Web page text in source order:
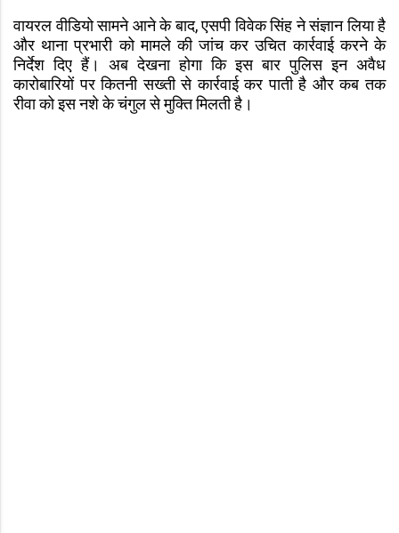
वायरल वीडियो सामने आने के बाद, एसपी विवेक सिंह ने संज्ञान लिया है
और थाना प्रभारी को मामले की जांच कर उचित कार्रवाई करने के
निर्देश दिए हैं। अब देखना होगा कि इस बार पुलिस इन अवैध
कारोबारियों पर कितनी सख्ती से कार्रवाई कर पाती है और कब तक
रीवा को इस नशे के चंगुल से मुक्ति मिलती है।